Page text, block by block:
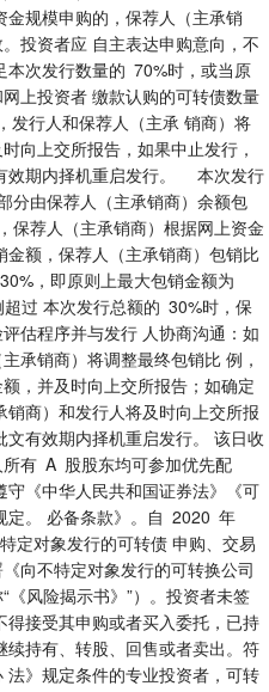
规模申购的，保荐人（主承销
投资者应 自主表达申购意向，不
本次发行数量的 70%时，或当原
上投资者 缴款认购的可转债数量
发行人和保荐人（主承 销商）将
向上交所报告，如果中止发行，
效期内择机重启发行。 本次发行
由保荐人（主承销商）余额包
荐人（主承销商）根据网上资金
额，保荐人（主承销商）包销比
，即原则上最大包销金额为
过 本次发行总额的 30%时，保
估程序并与发行 人协商沟通：如
承销商）将调整最终包销比 例，
，并及时向上交所报告；如确定
商）和发行人将及时向上交所报
有效期内择机重启发行。 该日收
有 A 股股东均可参加优先配
《中华人民共和国证券法》《可
定。 必备条款》。自 2020 年
定对象发行的可转债 申购、交易
向不特定对象发行的可转换公司
风险揭示书》”）。投资者未签
接受其申购或者买入委托，已持
持有、转股、回售或者卖出。符
》规定条件的专业投资者，可转